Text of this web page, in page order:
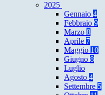
2025
Gennaio 4
Febbraio 9
Marzo 8
Aprile 7
Maggio 10
Giugno 8
Luglio
Agosto 4
Settembre 5